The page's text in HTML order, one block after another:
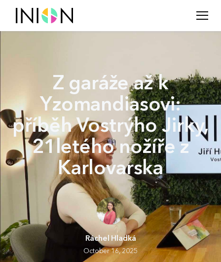
Z garáže až k
Yzomandiasovi:
příběh Vostrýho Jirky,
21letého nožíře z
Karlovarska
Ráchel Hladká
October 16, 2025